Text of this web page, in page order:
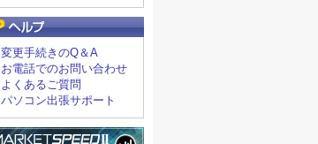
変更手続きのQ＆A
お電話でのお問い合わせ
よくあるご質問
パソコン出張サポート